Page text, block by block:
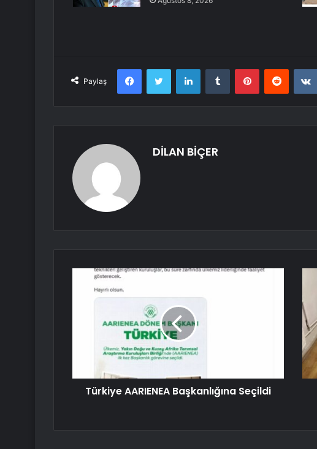
Paylaş
FacebookTwitter LinkedInTumblr PinterestReddit
DİLAN BİÇER
Türkiye AARIENEA Başkanlığına Seçildi